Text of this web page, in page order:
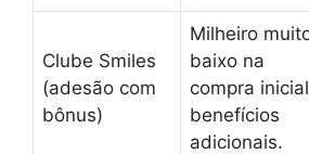
Clube Smiles
(adesão com
bônus)
Milheiro
baixo na
compra
benefícios
adicionais.